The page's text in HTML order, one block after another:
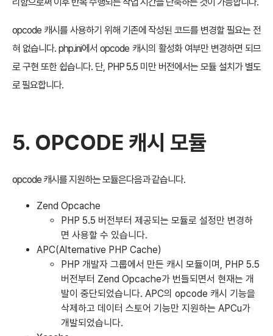
opcode 캐시를 사용하기 위해 기존에 작성된 코드를 변경할 필요는 전
혀 없습니다. php.ini에서 opcode 캐시의 활성화 여부만 변경하면 되므
로 구현 또한 쉽습니다. 단, PHP 5.5 미만 버전에서는 모듈 설치가 별도
로 필요합니다.
5. OPCODE 캐시 모듈
opcode 캐시를 지원하는 모듈은다음과 같습니다.
Zend Opcache
PHP 5.5 버전부터 제공되는 모듈로 설정만 변경하
면 사용할 수 있습니다.
APC(Alternative PHP Cache)
PHP 개발자 그룹에서 만든 캐시 모듈이며, PHP 5.5
버전부터 Zend Opcache가 번들되면서 현재는 개
발이 중단되었습니다. APC의 opcode 캐시 기능을
삭제하고 데이터 스토어 기능만 지원하는 APCu가
개발되었습니다.